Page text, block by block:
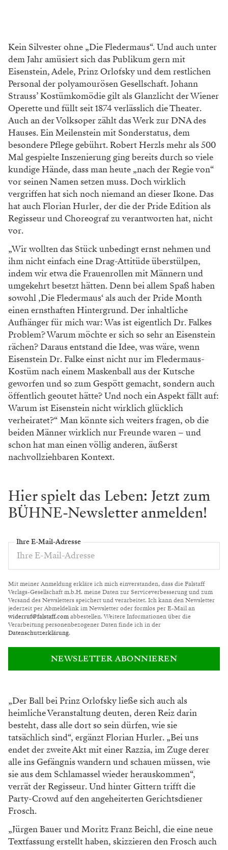
Kein Silvester ohne „Die Fledermaus“. Und auch unter
dem Jahr amüsiert sich das Publikum gern mit
Eisenstein, Adele, Prinz Orlofsky und demrestlichen
Personal der polyamourösenGesellschaft. Johann
Strauss’ Kostümkomödiegilt als Glanzlicht der Wiener
Operette undfüllt seit 1874 verlässlich die Theater.
Auchan der Volksoper zählt das Werk zur DNA des
Hauses. Ein Meilenstein mit Sonderstatus, dem
besondere Pflege gebührt. Robert Herzls mehr als 500
Mal gespielte Inszenierung ging bereits durch so viele
kundige Hände, dass man heute „nach der Regie von“
vor seinen Namen setzen muss. Doch wirklich
vergriffen hat sichnoch niemand an dieser Ikone. Das
hat auchFlorian Hurler, der dieder Pride Edition als
Regisseur undChoreograf zu verantworten hat, nicht
vor.
„Wir wollten das Stückunbedingt ernst nehmen und
ihmnicht einfach eine Drag-Attitüdeüberstülpen,
indem wir etwa dieFrauenrollen mit Männern und
umgekehrt besetzt hätten. Denn bei allem Spaß haben
sowohl ,Die Fledermaus‘ als auch der Pride Month
einenernsthaften Hintergrund. Der inhaltliche
Aufhänger für mich war: Wasist eigentlich Dr. Falkes
Problem?Warum möchte er sich so sehr anEisenstein
rächen? Daraus entstanddie Idee, was wäre, wenn
EisensteinDr. Falke einst nicht nur im Fledermaus-
Kostüm nach einem Maskenball aus der Kutsche
geworfen und so zum Gespött gemacht, sondernauch
öffentlich geoutet hätte? Undnoch ein Aspekt fällt auf:
Warumist Eisenstein nicht wirklich glücklich
verheiratet?“ Man könnte sichweiters fragen, ob die
beiden Männerwirklich nur Freunde waren – und
schon hat man einen völlig anderen, äußerst
nachvollziehbaren Kontext.
Hier spielt das Leben: Jetzt zum
BÜHNE-Newsletter anmelden!
Ihre E-Mail-Adresse
Mit meiner Anmeldung erkläre ich mich einverstanden, dass die Falstaff
Verlags-Gesellschaft m.b.H. meine Daten zur Serviceverbesserung und zum
Versand des Newsletters speichert und verarbeitet. Ich kann den Newsletter
jederzeit per Abmeldelink im Newsletter oder formlos per E-Mail an
widerruf@falstaff.comabbestellen. Weitere Informationen über die
Verarbeitung personenbezogener Daten finde ich in der
Datenschutzerklärung.
NEWSLETTER ABONNIEREN
„Der Ball bei Prinz Orlofsky ließe sich auch als
heimliche Veranstaltung deuten, deren Reiz darin
besteht, dass alle dort so sein dürfen, wie sie
tatsächlich sind“, ergänzt Florian Hurler. „Bei uns
endet der zweite Akt mit einer Razzia, im Zuge derer
alle ins Gefängnis wandern und schauen müssen, wie
sie aus dem Schlamasselwieder herauskommen“,
verrät der Regisseur.Und hinter Gittern trifft die
Party-Crowdauf den angeheiterten Gerichtsdiener
Frosch.
„Jürgen Bauer und Moritz Franz Beichl, die eineneue
Textfassung erstellt haben, skizzieren denFrosch auch